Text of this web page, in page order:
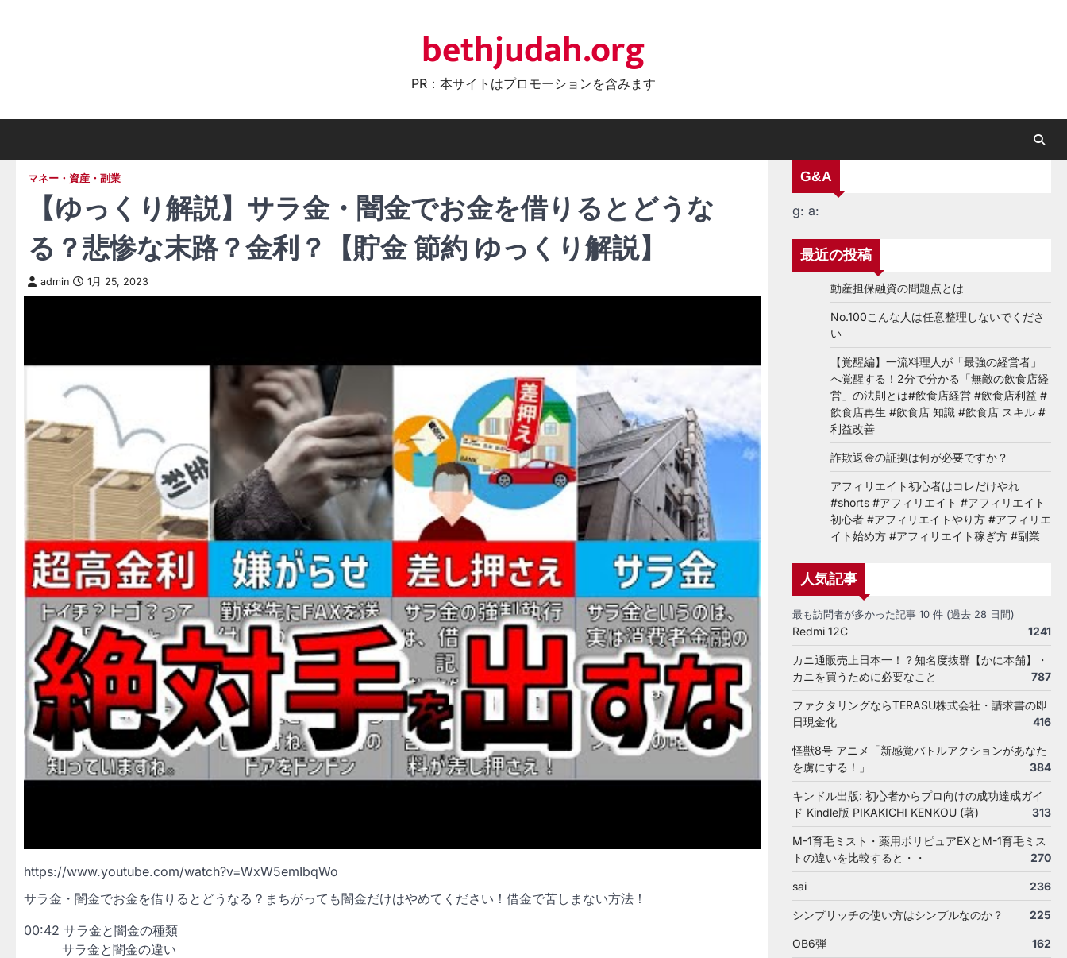
bethjudah.org
PR：本サイトはプロモーションを含みます
マネー・資産・副業
【ゆっくり解説】サラ金・闇金でお金を借りるとどうな
る？悲惨な末路？金利？【貯金 節約 ゆっくり解説】
admin 1月 25, 2023
https://www.youtube.com/watch?v=WxW5emIbqWo
サラ金・闇金でお金を借りるとどうなる？まちがっても闇金だけはやめてください！借金で苦しまない方法！
00:42 サラ金と闇金の種類
サラ金と闇金の違い
G&A
g: a:
最近の投稿
動産担保融資の問題点とは
No.100こんな人は任意整理しないでくださ
い
【覚醒編】一流料理人が「最強の経営者」
へ覚醒する！2分で分かる「無敵の飲食店経
営」の法則とは#飲食店経営 #飲食店利益 #
飲食店再生 #飲食店 知識 #飲食店 スキル #
利益改善
詐欺返金の証拠は何が必要ですか？
アフィリエイト初心者はコレだけやれ
#shorts #アフィリエイト #アフィリエイト
初心者 #アフィリエイトやり方 #アフィリエ
イト始め方 #アフィリエイト稼ぎ方 #副業
人気記事
最も訪問者が多かった記事 10 件 (過去 28 日間)
Redmi 12C 1241
カニ通販売上日本一！？知名度抜群【かに本舗】・
カニを買うために必要なこと
787
ファクタリングならTERASU株式会社・請求書の即
日現金化
416
怪獣8号 アニメ「新感覚バトルアクションがあなた
を虜にする！」
384
キンドル出版: 初心者からプロ向けの成功達成ガイ
ド Kindle版 PIKAKICHI KENKOU (著)
313
M-1育毛ミスト・薬用ポリピュアEXとM-1育毛ミス
トの違いを比較すると・・
270
sai 236
シンプリッチの使い方はシンプルなのか？ 225
OB6弾 162